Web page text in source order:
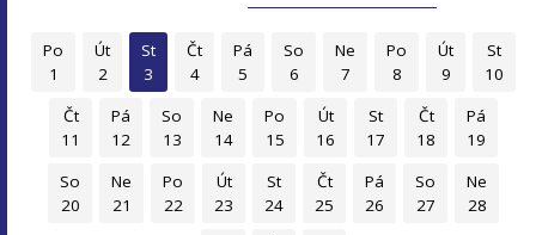
Po
1
Út
2
St
3
Čt
4
Pá
5
So
6
Ne
7
Po
8
Út
9
St
10
Čt
11
Pá
12
So
13
Ne
14
Po
15
Út
16
St
17
Čt
18
Pá
19
So
20
Ne
21
Po
22
Út
23
St
24
Čt
25
Pá
26
So
27
Ne
28